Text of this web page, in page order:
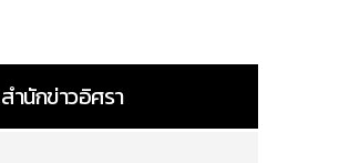
สำนักข่าวอิศรา